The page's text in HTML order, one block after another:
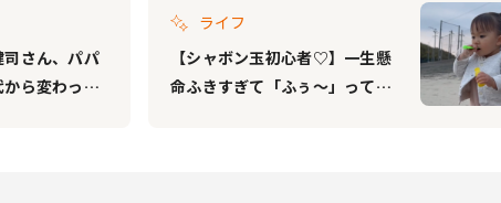
さん、パパ
ら変わった
ライフ
【シャボン玉初心者♡】一生懸
命ふきすぎて「ふぅ～」って言